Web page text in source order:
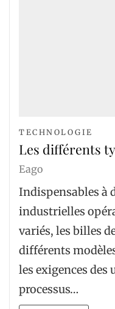
TECHNOLOGIE
Les différents
Eago
Indispensables à
industrielles
variés, les billes
différents
les exigences des
processus…